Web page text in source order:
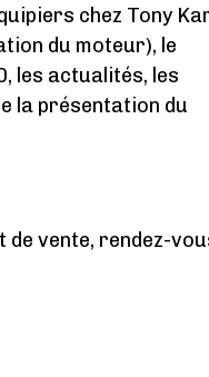
chez Tony
du moteur), le
les actualités, les
la présentation du
vente, rendez-